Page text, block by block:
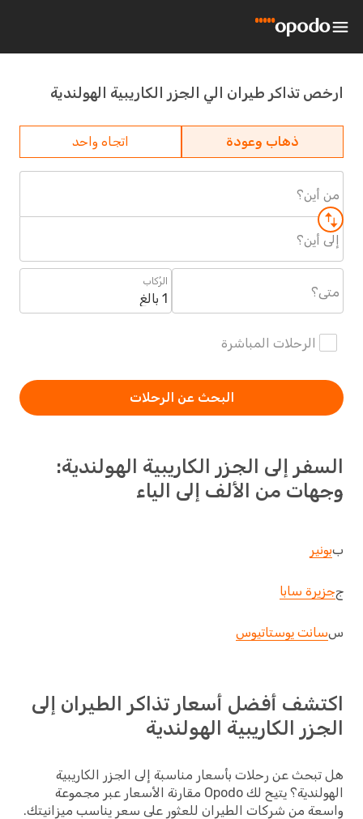
ارخص تذاكر طيران الي الجزر الكاريبية الهولندية
ذهاب وعودة اتجاه واحد
من أين؟
إلى أين؟
متى؟
الرُكاب
1 بالغ
الرحلات المباشرة
البحث عن الرحلات
السفر إلى الجزر الكاريبية الهولندية:
وجهات من الألف إلى الياء
ببونير
ججزيرة سابا
سسانت يوستاتيوس
اكتشف أفضل أسعار تذاكر الطيران إلى
الجزر الكاريبية الهولندية
هل تبحث عن رحلات بأسعار مناسبة إلى الجزر الكاريبية
الهولندية؟ يتيح لك Opodo مقارنة الأسعار عبر مجموعة
واسعة من شركات الطيران للعثور على سعر يناسب ميزانيتك.